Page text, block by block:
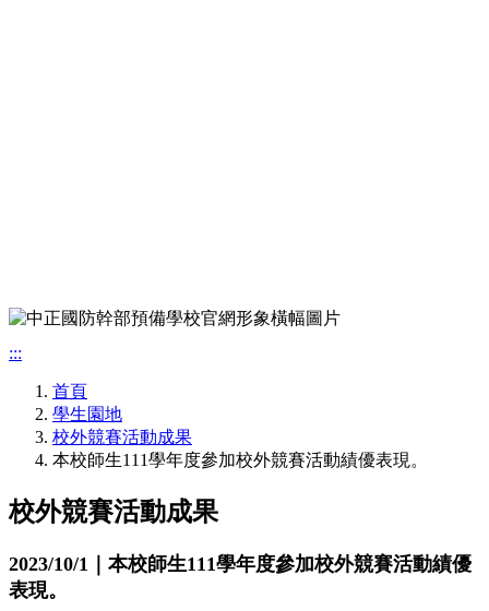
:::
首頁
學生園地
校外競賽活動成果
本校師生111學年度參加校外競賽活動績優表現。
校外競賽活動成果
2023/10/1｜本校師生111學年度參加校外競賽活動績優
表現。